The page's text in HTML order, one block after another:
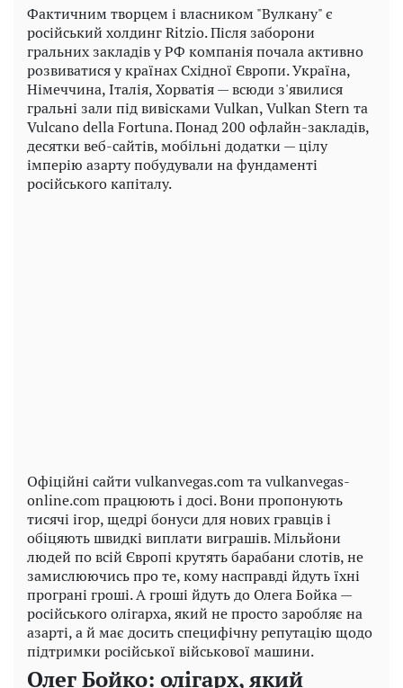
Фактичним творцем і власником "Вулкану" є
російський холдинг Ritzio. Після заборони
гральних закладів у РФ компанія почала активно
розвиватися у країнах Східної Європи. Україна,
Німеччина, Італія, Хорватія — всюди з'явилися
гральні зали під вивісками Vulkan, Vulkan Stern та
Vulcano della Fortuna. Понад 200 офлайн-закладів,
десятки веб-сайтів, мобільні додатки — цілу
імперію азарту побудували на фундаменті
російського капіталу.
Офіційні сайти vulkanvegas.com та vulkanvegas-
online.com працюють і досі. Вони пропонують
тисячі ігор, щедрі бонуси для нових гравців і
обіцяють швидкі виплати виграшів. Мільйони
людей по всій Європі крутять барабани слотів, не
замислюючись про те, кому насправді йдуть їхні
програні гроші. А гроші йдуть до Олега Бойка —
російського олігарха, який не просто заробляє на
азарті, а й має досить специфічну репутацію щодо
підтримки російської військової машини.
Олег Бойко: олігарх, який